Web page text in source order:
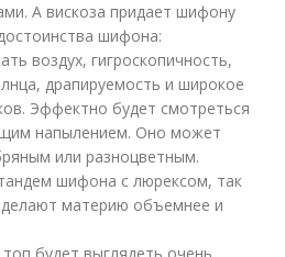
А вискоза придает шифону
шифона:
воздух, гигроскопичность,
драпируемость и широкое
Эффектно будет смотреться
напылением. Оно может
или разноцветным.
шифона с люрексом, так
материю объемнее и